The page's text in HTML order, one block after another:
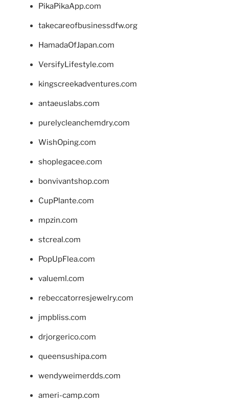
PikaPikaApp.com
takecareofbusinessdfw.org
HamadaOfJapan.com
VersifyLifestyle.com
kingscreekadventures.com
antaeuslabs.com
purelycleanchemdry.com
WishOping.com
shoplegacee.com
bonvivantshop.com
CupPlante.com
mpzin.com
stcreal.com
PopUpFlea.com
valueml.com
rebeccatorresjewelry.com
jmpbliss.com
drjorgerico.com
queensushipa.com
wendyweimerdds.com
ameri-camp.com